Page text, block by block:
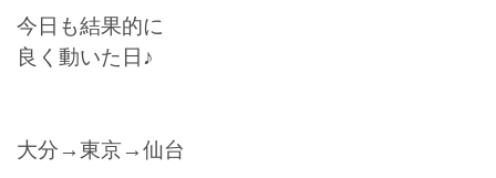
今日も結果的に
良く動いた日♪
大分→東京→仙台